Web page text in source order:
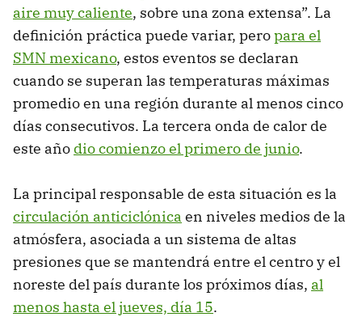
aire muy caliente, sobre una zona extensa”. La
definición práctica puede variar, peropara el
SMN mexicano, estos eventos se declaran
cuando se superan las temperaturas máximas
promedio en una región durante al menos cinco
días consecutivos. La tercera onda de calor de
este año dio comienzo el primero de junio.
La principal responsable de esta situación es la
circulación anticiclónica en niveles medios de la
atmósfera, asociada a un sistema de altas
presiones que se mantendrá entre el centro y el
noreste del país durante los próximos días, al
menos hasta el jueves, día 15.